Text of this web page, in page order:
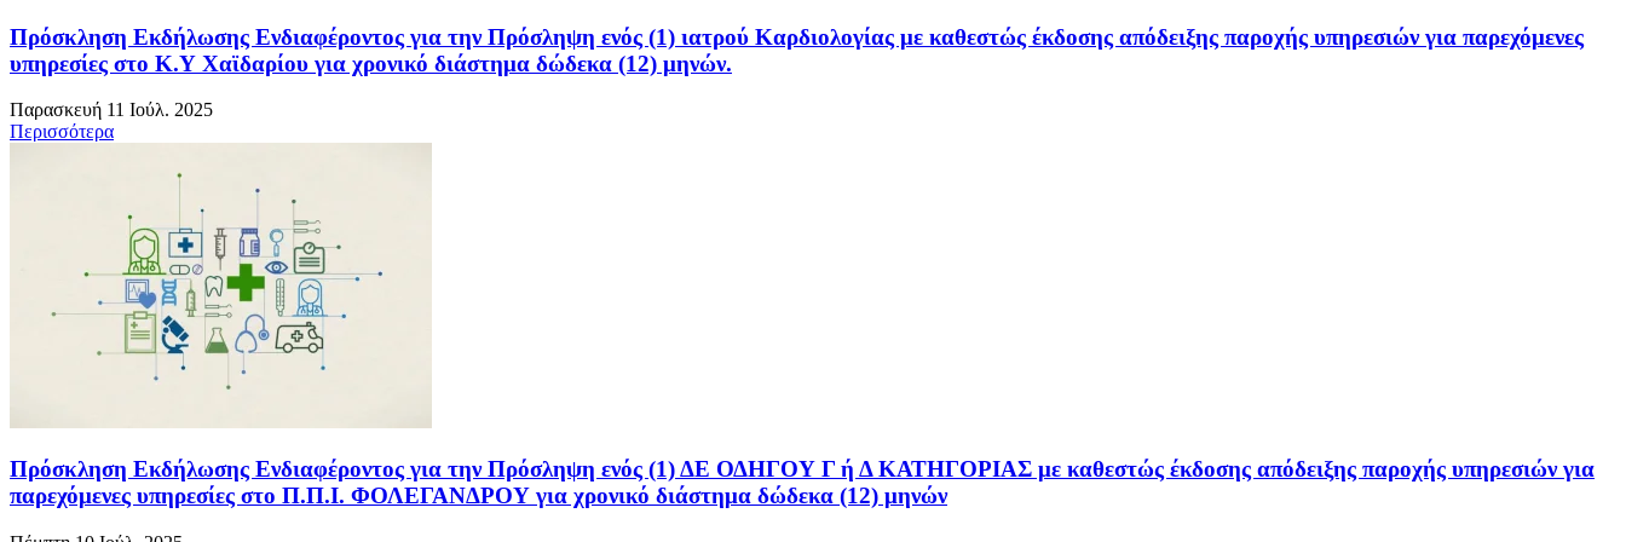
Πρόσκληση Εκδήλωσης Ενδιαφέροντος για την Πρόσληψη ενός (1) ιατρού Καρδιολογίας με καθεστώς έκδοσης απόδειξης παροχής υπηρεσιών για παρεχόμενες
υπηρεσίες στο Κ.Υ Χαϊδαρίου για χρονικό διάστημα δώδεκα (12) μηνών.
Παρασκευή 11 Ιούλ. 2025
Περισσότερα
Πρόσκληση Εκδήλωσης Ενδιαφέροντος για την Πρόσληψη ενός (1) ΔΕ ΟΔΗΓΟΥ Γ ή Δ ΚΑΤΗΓΟΡΙΑΣ με καθεστώς έκδοσης απόδειξης παροχής υπηρεσιών για
παρεχόμενες υπηρεσίες στο Π.Π.Ι. ΦΟΛΕΓΑΝΔΡΟΥ για χρονικό διάστημα δώδεκα (12) μηνών